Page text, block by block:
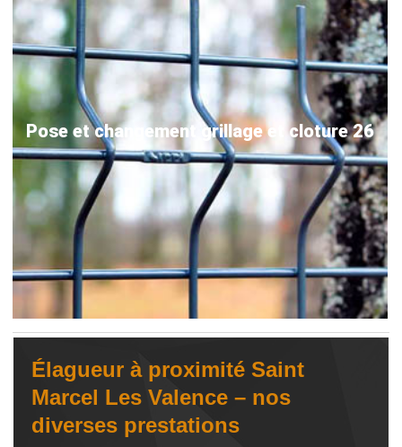
Pose et changement grillage et cloture 26
Élagueur à proximité Saint
Marcel Les Valence – nos
diverses prestations